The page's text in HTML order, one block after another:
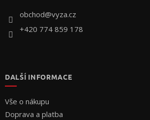
obchod@vyza.cz
+420 774 859 178
DALŠÍ INFORMACE
Vše o nákupu
Doprava a platba